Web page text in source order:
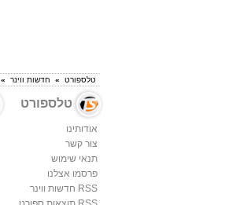
טלספורט » חדשות ווינר »
טלספורט
אודותינו
צור קשר
תנאי שימוש
פרסמו אצלנו
RSS חדשות ווינר